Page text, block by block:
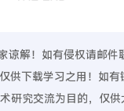
谅解！如有侵权请邮
下载学习之用！如有
究交流为目的，仅